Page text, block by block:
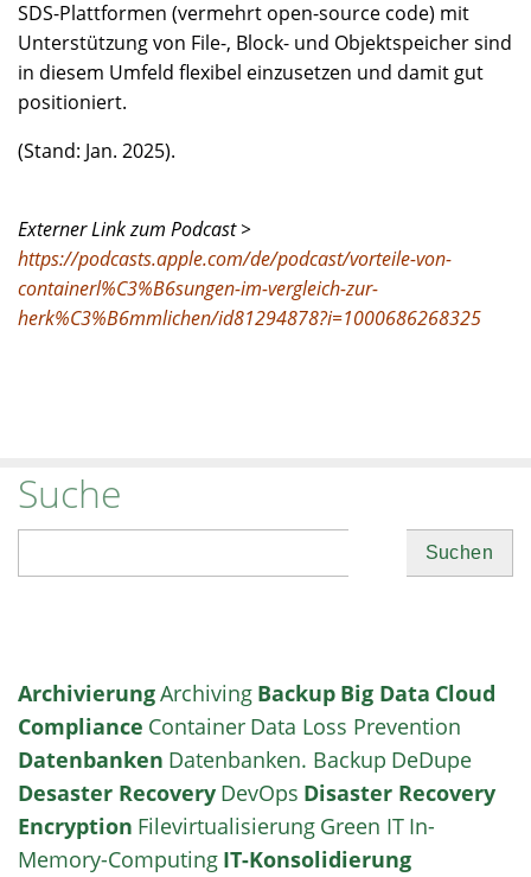
SDS-Plattformen (vermehrt open-source code) mit
Unterstützung von File-, Block- und Objektspeicher sind
in diesem Umfeld flexibel einzusetzen und damit gut
positioniert.
(Stand: Jan. 2025).
Externer Link zum Podcast >
https://podcasts.apple.com/de/podcast/vorteile-von-
containerl%C3%B6sungen-im-vergleich-zur-
herk%C3%B6mmlichen/id81294878?i=1000686268325
Suche
ArchivierungArchiving Backup Big Data Cloud
Compliance Container Data Loss Prevention
Datenbanken Datenbanken. Backup DeDupe
Desaster Recovery DevOps Disaster Recovery
Encryption Filevirtualisierung Green IT In-
Memory-Computing IT-Konsolidierung